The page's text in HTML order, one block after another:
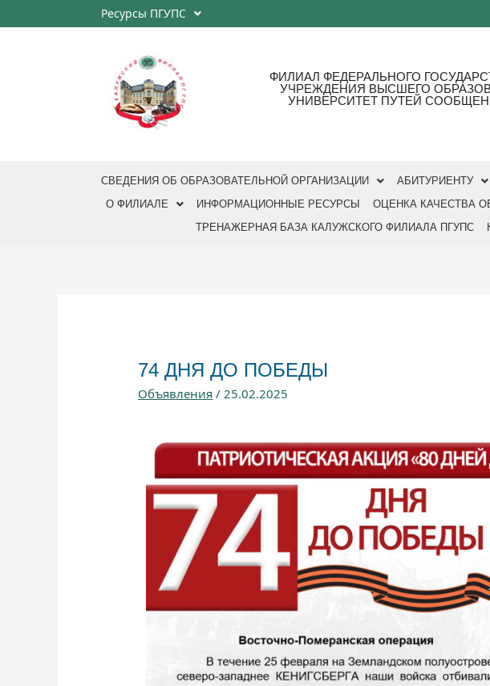
Ресурсы ПГУПС
ФИЛИАЛ ФЕДЕРАЛЬНОГО
УЧРЕЖДЕНИЯ ВЫСШЕГО
УНИВЕРСИТЕТ ПУТЕЙ
СВЕДЕНИЯ ОБ ОБРАЗОВАТЕЛЬНОЙ ОРГАНИЗАЦИИ АБИТУРИЕНТУ
О ФИЛИАЛЕ
ИНФОРМАЦИОННЫЕ РЕСУРСЫ ОЦЕНКА КАЧЕСТВА
ТРЕНАЖЕРНАЯ БАЗА КАЛУЖСКОГО ФИЛИАЛА ПГУПС
74 ДНЯ ДО ПОБЕДЫ
Объявления /25.02.2025